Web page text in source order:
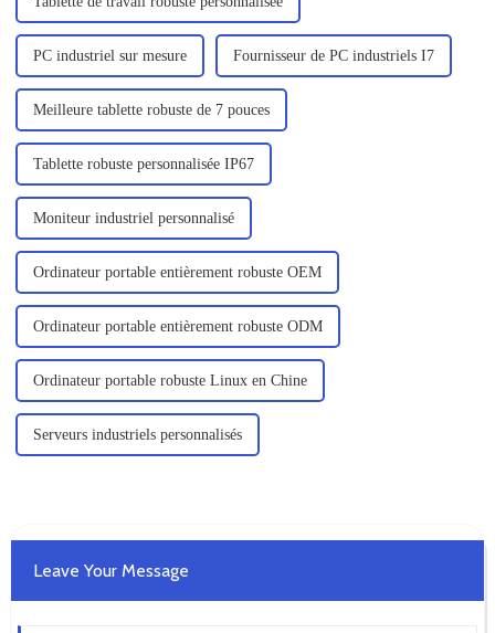
PC industriel sur mesure Fournisseur de PC industriels I7
Meilleure tablette robuste de 7 pouces
Tablette robuste personnalisée IP67
Moniteur industriel personnalisé
Ordinateur portable entièrement robuste OEM
Ordinateur portable entièrement robuste ODM
Ordinateur portable robuste Linux en Chine
Serveurs industriels personnalisés
Leave Your Message